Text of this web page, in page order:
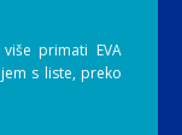
primati EVA
s liste, preko